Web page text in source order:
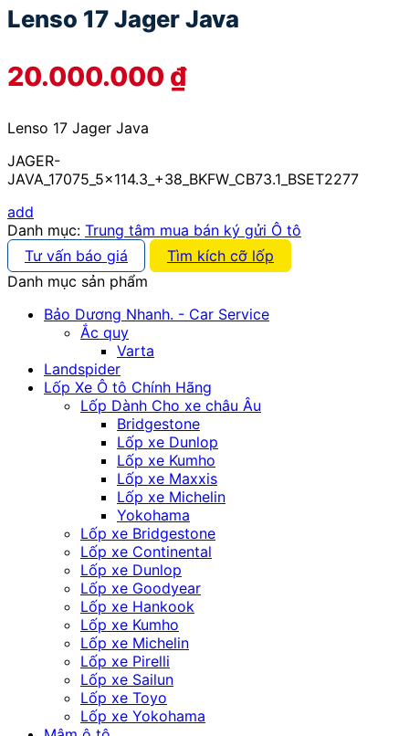
Lenso 17 Jager Java
20.000.000 ₫
Lenso 17 Jager Java
JAGER-
JAVA_17075_5x114.3_+38_BKFW_CB73.1_BSET2277
add
Danh mục: Trung tâm mua bán ký gửi Ô tô
Tư vấn báo giá
Tìm kích cỡ lốp
Danh mục sản phẩm
Bảo Dương Nhanh. - Car Service
Ắc quy
Varta
Landspider
Lốp Xe Ô tô Chính Hãng
Lốp Dành Cho xe châu Âu
Bridgestone
Lốp xe Dunlop
Lốp xe Kumho
Lốp xe Maxxis
Lốp xe Michelin
Yokohama
Lốp xe Bridgestone
Lốp xe Continental
Lốp xe Dunlop
Lốp xe Goodyear
Lốp xe Hankook
Lốp xe Kumho
Lốp xe Michelin
Lốp xe Pirelli
Lốp xe Sailun
Lốp xe Toyo
Lốp xe Yokohama